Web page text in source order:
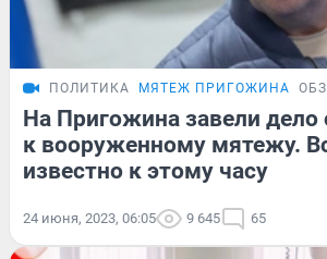
ПОЛИТИКА МЯТЕЖ ПРИГОЖИНА
На Пригожина завели
к вооруженному мятежу.
известно к этому часу
24 июня, 2023, 06:05 9 645 65